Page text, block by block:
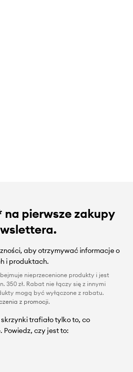
na pierwsze zakupy
aby otrzymywać informacje o
i produktach.
nieprzecenione produkty i jest
350 zł. Rabat nie łączy się z innymi
mogą być wyłączone z rabatu.
z promocji.
trafiało tylko to, co
Powiedz, czy jest to: